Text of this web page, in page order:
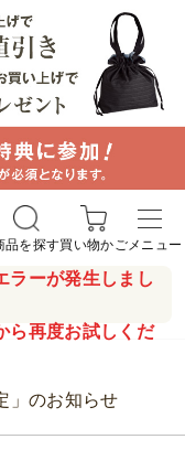
ラーが発生しまし
ら再度お試しくだ
品を探す買い物かごメニュー
」のお知らせ